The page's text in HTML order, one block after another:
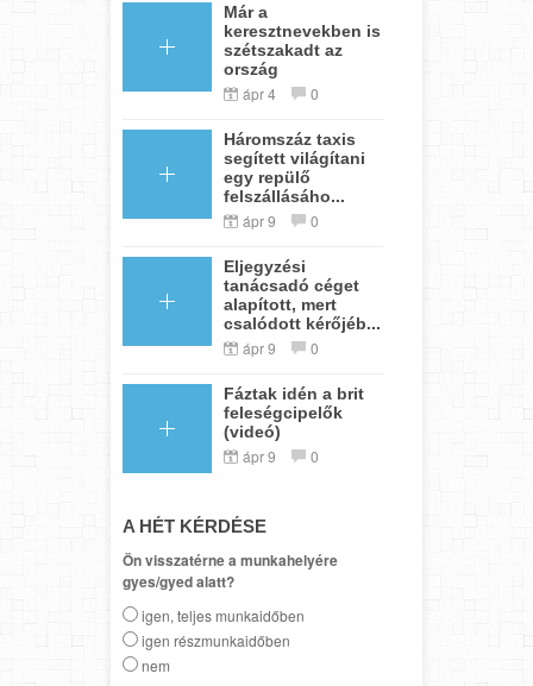
Már a
keresztnevekben is
szétszakadt az
ország
ápr 4 0
Háromszáz taxis
segített világítani
egy repülő
felszállásáho...
ápr 9 0
Eljegyzési
tanácsadó céget
alapított, mert
csalódott kérőjéb...
ápr 9 0
Fáztak idén a brit
feleségcipelők
(videó)
ápr 9 0
A HÉT KÉRDÉSE
Ön visszatérne a munkahelyére
gyes/gyed alatt?
igen, teljes munkaidőben
igen részmunkaidőben
nem